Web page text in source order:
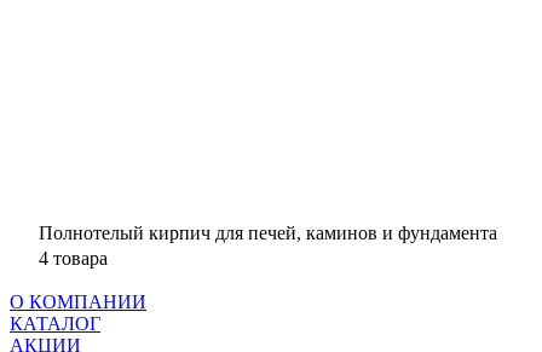
Полнотелый кирпич для печей, каминов и фундамента
4 товара
О КОМПАНИИ
КАТАЛОГ
АКЦИИ